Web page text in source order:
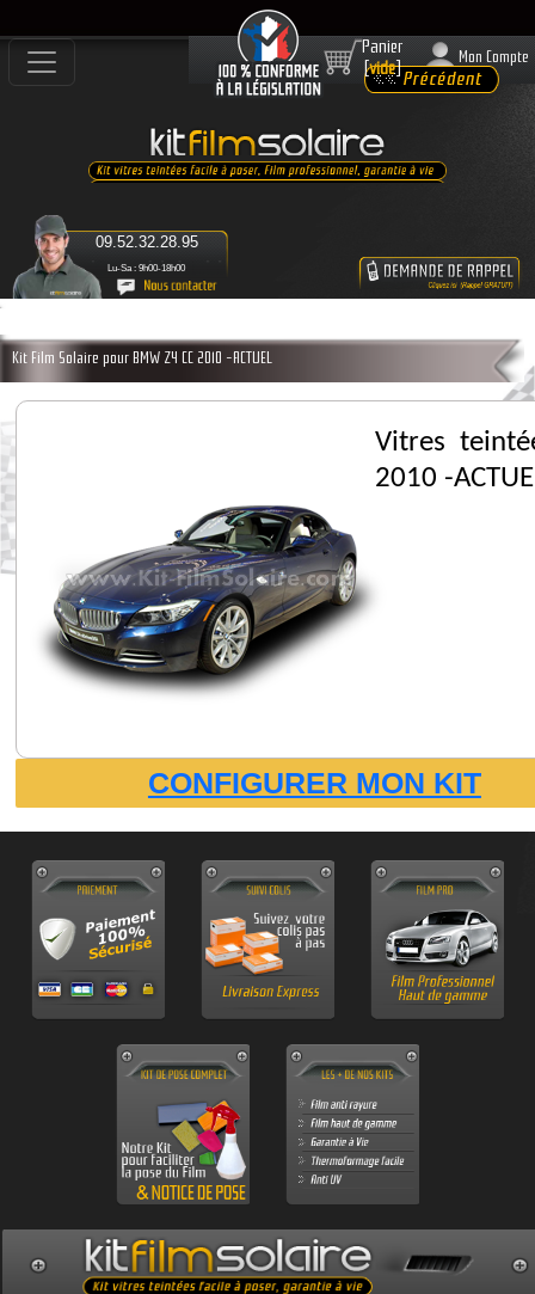
Lu-Sa : 9h00-18h00
09.52.32.28.95
Panier
[vide]
Mon Compte
Kit Film Solaire pour BMW Z4 CC 2010 -ACTUEL
Vitres
2010 -
CONFIGURER MON KIT